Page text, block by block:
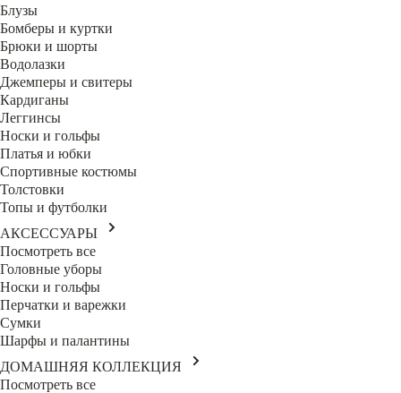
Блузы
Бомберы и куртки
Брюки и шорты
Водолазки
Джемперы и свитеры
Кардиганы
Леггинсы
Носки и гольфы
Платья и юбки
Спортивные костюмы
Толстовки
Топы и футболки
АКСЕССУАРЫ
Посмотреть все
Головные уборы
Носки и гольфы
Перчатки и варежки
Сумки
Шарфы и палантины
ДОМАШНЯЯ КОЛЛЕКЦИЯ
Посмотреть все